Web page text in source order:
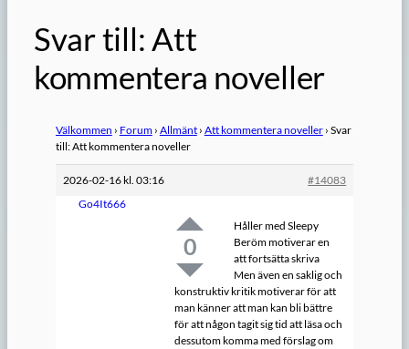
Svar till: Att
kommentera noveller
Välkommen › Forum › Allmänt › Att kommentera noveller › Svar
till: Att kommentera noveller
2026-02-16 kl. 03:16
#14083
Go4It666
0
Håller med Sleepy
Beröm motiverar en
att fortsätta skriva
Men även en saklig och
konstruktiv kritik motiverar för att
man känner att man kan bli bättre
för att någon tagit sig tid att läsa och
dessutom komma med förslag om